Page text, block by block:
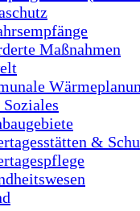
Maßnahmen
&